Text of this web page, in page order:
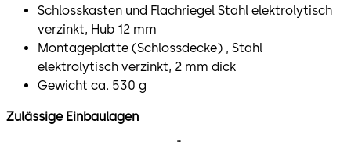
Schlosskasten und Flachriegel Stahl elektrolytisch
verzinkt, Hub 12 mm
Montageplatte (Schlossdecke) , Stahl
elektrolytisch verzinkt, 2 mm dick
Gewicht ca. 530 g
Zulässige Einbaulagen